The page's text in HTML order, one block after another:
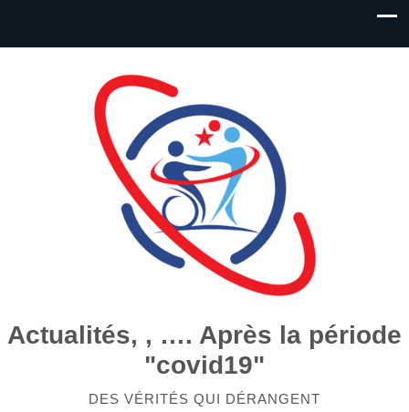
Actualités, , …. Après la période
"covid19"
DES VÉRITÉS QUI DÉRANGENT